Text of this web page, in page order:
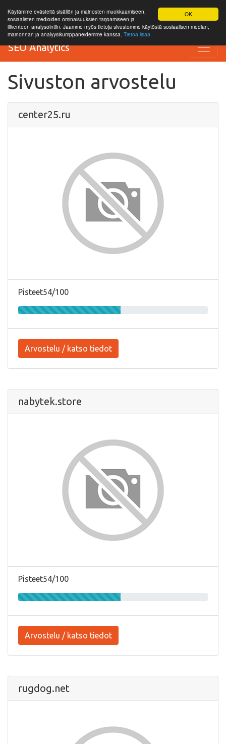
OK
Käytämme evästeitä sisällön ja mainosten muokkaamiseen,
sosiaalisten medioiden ominaisuuksien tarjoamiseen ja
liikenteen analysointiin. Jaamme myös tietoja sivustomme käytöstä sosiaalisen median,
mainonnan ja analyysikumppaneidemme kanssa. Tietoa lisää
SEO Analytics
Sivuston arvostelu
center25.ru
Pisteet54/100
Arvostelu / katso tiedot
nabytek.store
Pisteet54/100
Arvostelu / katso tiedot
rugdog.net